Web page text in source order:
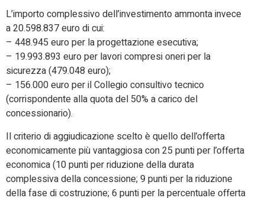
L’importo complessivo dell’investimento ammonta invece
a 20.598.837 euro di cui:
– 448.945 euro per la progettazione esecutiva;
– 19.993.893 euro per lavori compresi oneri per la
sicurezza (479.048 euro);
– 156.000 euro per il Collegio consultivo tecnico
(corrispondente alla quota del 50% a carico del
concessionario).
Il criterio di aggiudicazione scelto è quello dell’offerta
economicamente più vantaggiosa con 25 punti per l’offerta
economica (10 punti per riduzione della durata
complessiva della concessione; 9 punti per la riduzione
della fase di costruzione; 6 punti per la percentuale offerta